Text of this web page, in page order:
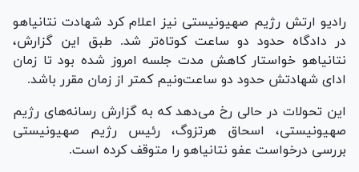
رادیو ارتش رژیم صهیونیستی نیز اعلام کرد شهادت نتانیاهو
در دادگاه حدود دو ساعت کوتاه‌تر شد. طبق این گزارش،
نتانیاهو خواستار کاهش مدت جلسه امروز شده بود تا زمان
ادای شهادتش حدود دو ساعت‌ونیم کمتر از زمان مقرر باشد.
این تحولات در حالی رخ می‌دهد که به گزارش رسانه‌های رژیم
صهیونیستی، اسحاق هرتزوگ، رئیس رژیم صهیونیستی
بررسی درخواست عفو نتانیاهو را متوقف کرده است.